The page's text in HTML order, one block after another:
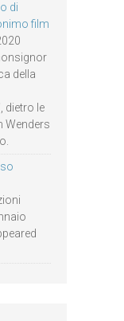
di
film
della
dietro le
Wenders